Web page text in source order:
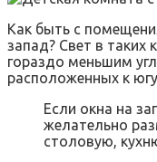
Как быть с
запад? Свет в
гораздо меньшим
расположенных к югу.
Если окна на
желательно
столовую,